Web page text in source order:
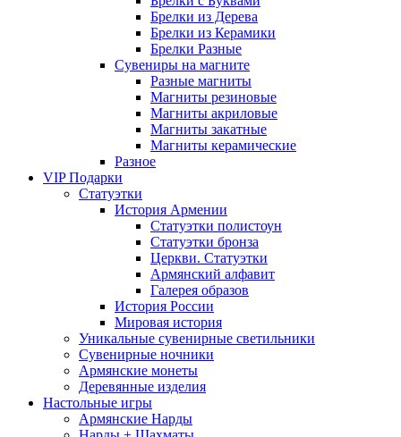
Брелки из Дерева
Брелки из Керамики
Брелки Разные
Сувениры на магните
Разные магниты
Магниты резиновые
Магниты акриловые
Магниты закатные
Магниты керамические
Разное
VIP Подарки
Статуэтки
История Армении
Статуэтки полистоун
Статуэтки бронза
Церкви. Статуэтки
Армянский алфавит
Галерея образов
История России
Мировая история
Уникальные сувенирные светильники
Сувенирные ночники
Армянские монеты
Деревянные изделия
Настольные игры
Армянские Нарды